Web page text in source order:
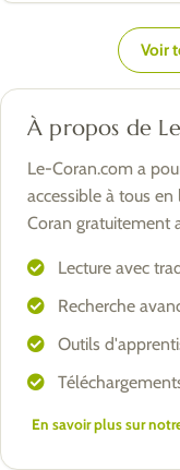
Voir
À propos de
Le-Coran.com a
accessible à tous
Coran gratuitement
Lecture avec
Recherche
Outils
En savoir plus sur